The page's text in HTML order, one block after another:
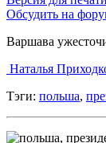
Обсудить на
Варшава
Наталья
Тэги: польша,